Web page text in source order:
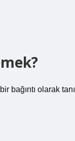
bağıntı olarak